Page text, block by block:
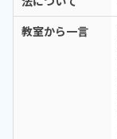
教室から一言